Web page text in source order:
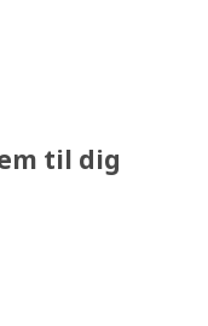
Anmeldelser i
til dig